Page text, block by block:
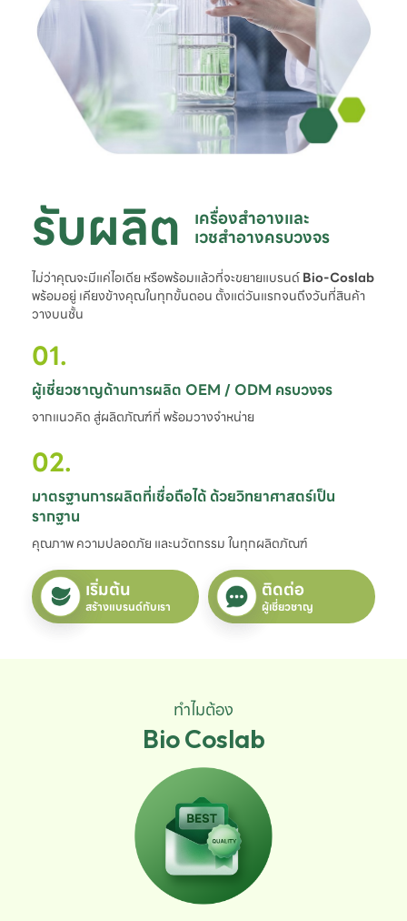
รับผลิต เครื่องสำอางและ
เวชสำอางครบวงจร
ไม่ว่าคุณจะมีแค่ไอเดีย หรือพร้อมแล้วที่จะขยายแบรนด์Bio-Coslab
พร้อมอยู่ เคียงข้างคุณในทุกขั้นตอน ตั้งแต่วันแรกจนถึงวันที่สินค้า
วางบนชั้น
01.
ผู้เชี่ยวชาญด้านการผลิต OEM / ODM ครบวงจร
จากแนวคิด สู่ผลิตภัณฑ์ที่ พร้อมวางจำหน่าย
02.
มาตรฐานการผลิตที่เชื่อถือได้ ด้วยวิทยาศาสตร์เป็น
รากฐาน
คุณภาพ ความปลอดภัย และนวัตกรรม ในทุกผลิตภัณฑ์
เริ่มต้น
สร้างแบรนด์กับเรา
ติดต่อ
ผู้เชี่ยวชาญ
ทำไมต้อง
Bio Coslab